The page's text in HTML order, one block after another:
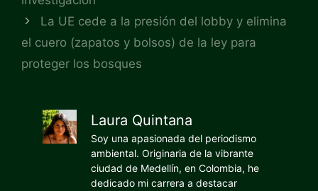
La UE cede a la presión del lobby y elimina
el cuero (zapatos y bolsos) de la ley para
proteger los bosques
Laura Quintana
Soy una apasionada del periodismo
ambiental. Originaria de la vibrante
ciudad de Medellín, en Colombia, he
dedicado mi carrera a destacar